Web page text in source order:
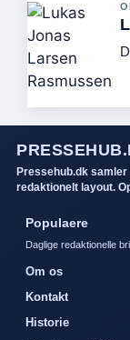
Pressehub.dk
redaktionelt layout.
Populaere
Daglige redaktionelle
Om os
Kontakt
Historie